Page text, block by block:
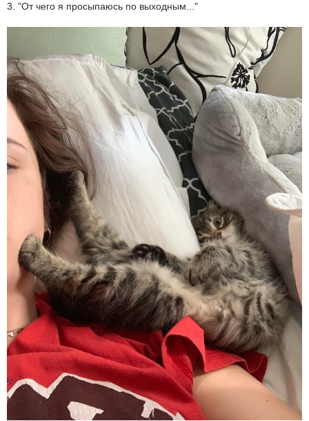
3. "От чего я просыпаюсь по выходным..."